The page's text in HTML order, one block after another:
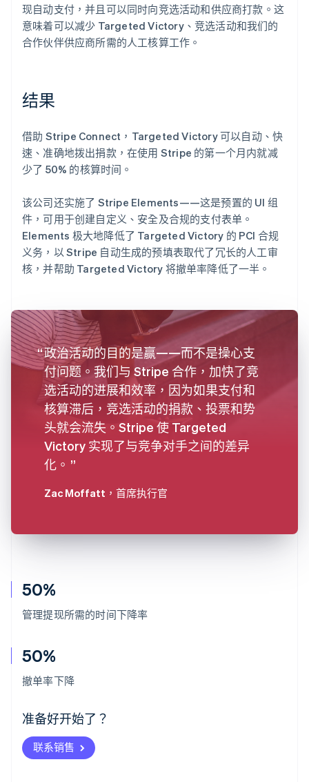
50%
管理提现所需的时间下降率
50%
撤单率下降
准备好开始了？
联系销售
现自动支付，并且可以同时向竞选活动和供应商打款。这
意味着可以减少 Targeted Victory、竞选活动和我们的
合作伙伴供应商所需的人工核算工作。
结果
借助 Stripe Connect，Targeted Victory 可以自动、快
速、准确地拨出捐款，在使用 Stripe 的第一个月内就减
少了 50% 的核算时间。
该公司还实施了 Stripe Elements——这是预置的 UI 组
件，可用于创建自定义、安全及合规的支付表单。
Elements 极大地降低了 Targeted Victory 的 PCI 合规
义务，以 Stripe 自动生成的预填表取代了冗长的人工审
核，并帮助 Targeted Victory 将撤单率降低了一半。
政治活动的目的是赢——而不是操心支
付问题。我们与 Stripe 合作，加快了竞
选活动的进展和效率，因为如果支付和
核算滞后，竞选活动的捐款、投票和势
头就会流失。Stripe 使 Targeted
Victory 实现了与竞争对手之间的差异
化。
Zac Moffatt ，首席执行官
阿联酋
爱尔兰
爱沙尼亚
English
奥地利
Deutsch English